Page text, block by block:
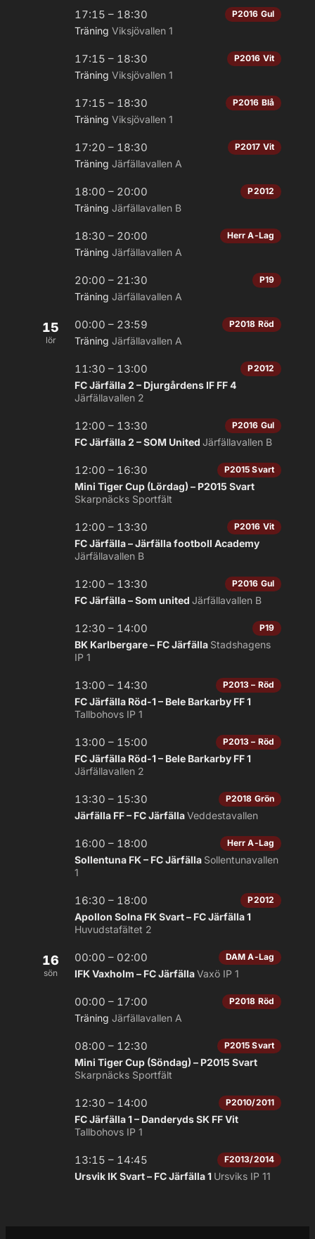
17:15 – 18:30 P2016 Gul
Träning Viksjövallen 1
17:15 – 18:30 P2016 Vit
Träning Viksjövallen 1
17:15 – 18:30 P2016 Blå
Träning Viksjövallen 1
17:20 – 18:30 P2017 Vit
Träning Järfällavallen A
18:00 – 20:00 P2012
Träning Järfällavallen B
18:30 – 20:00 Herr A-Lag
Träning Järfällavallen A
20:00 – 21:30 P19
Träning Järfällavallen A
15
lör
00:00 – 23:59 P2018 Röd
Träning Järfällavallen A
11:30 – 13:00 P2012
FC Järfälla 2 – Djurgårdens IF FF 4
Järfällavallen 2
12:00 – 13:30 P2016 Gul
FC Järfälla 2 – SOM United Järfällavallen B
12:00 – 16:30 P2015 Svart
Mini Tiger Cup (Lördag) – P2015 Svart
Skarpnäcks Sportfält
12:00 – 13:30 P2016 Vit
FC Järfälla – Järfälla footboll Academy
Järfällavallen B
12:00 – 13:30 P2016 Gul
FC Järfälla – Som united Järfällavallen B
12:30 – 14:00 P19
BK Karlbergare – FC Järfälla Stadshagens
IP 1
13:00 – 14:30 P2013 – Röd
FC Järfälla Röd-1 – Bele Barkarby FF 1
Tallbohovs IP 1
13:00 – 15:00 P2013 – Röd
FC Järfälla Röd-1 – Bele Barkarby FF 1
Järfällavallen 2
13:30 – 15:30 P2018 Grön
Järfälla FF – FC JärfällaVeddestavallen
16:00 – 18:00 Herr A-Lag
Sollentuna FK – FC Järfälla Sollentunavallen
1
16:30 – 18:00 P2012
Apollon Solna FK Svart – FC Järfälla 1
Huvudstafältet 2
16
sön
00:00 – 02:00 DAM A-Lag
IFK Vaxholm – FC JärfällaVaxö IP 1
00:00 – 17:00 P2018 Röd
Träning Järfällavallen A
08:00 – 12:30 P2015 Svart
Mini Tiger Cup (Söndag) – P2015 Svart
Skarpnäcks Sportfält
12:30 – 14:00 P2010/2011
FC Järfälla 1 – Danderyds SK FF Vit
Tallbohovs IP 1
13:15 – 14:45 F2013/2014
Ursvik IK Svart – FC Järfälla 1 Ursviks IP 11